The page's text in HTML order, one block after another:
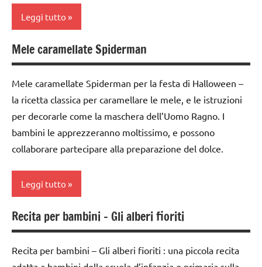
6
anni
FESTE
DELL'ANNO
Halloween
STAGIONI
tecniche
varie
ARGOMENTI
PER ETA'
TUTTI GLI
ARTICOLI
Leggi tutto
Autunno
da 0
dai
anni
dai
Mele caramellate Spiderman
Mele caramellate Spiderman per la festa di Halloween –
la ricetta classica per caramellare le mele, e le istruzioni
per decorarle come la maschera dell’Uomo Ragno. I
bambini le apprezzeranno moltissimo, e possono
collaborare partecipare alla preparazione del dolce.
Leggi tutto
Autunno
medie
Recita per bambini – Gli alberi fioriti
Recita per bambini – Gli alberi fioriti : una piccola recita